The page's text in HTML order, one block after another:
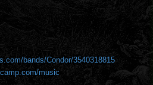
bands/Condor/3540318815
music